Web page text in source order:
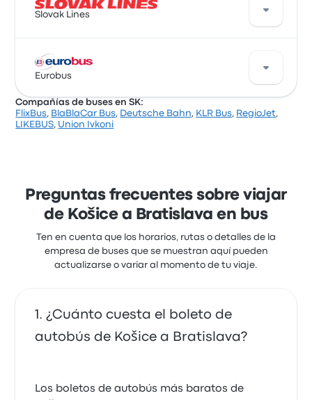
FlixBus ofrece 11 salidas diarias y puedes encontrar
pasajes que cuestan desde $ 34.364. El viaje más
necesitas estar.
Slovak Lines
Slovak Lines ofrece 9 salidas diarias y puedes
encontrar pasajes que cuestan desde $ 56.608. El
minutos. Slovak Lines ofrece una solución rentable
para llegar a donde necesitas estar.
Eurobus
Eurobus ofrece 1 buses diarios de Košice a Bratislava.
Compañías de buses en SK:
FlixBus, BlaBlaCar Bus, Deutsche Bahn, KLR Bus, RegioJet,
LIKEBUS, Union Ivkoni
Preguntas frecuentes sobre viajar
de Košice a Bratislava en bus
Ten en cuenta que los horarios, rutas o detalles de la
empresa de buses que se muestran aquí pueden
actualizarse o variar al momento de tu viaje.
¿Cuánto cuesta el boleto de
autobús de Košice a Bratislava?
Los boletos de autobús más baratos de